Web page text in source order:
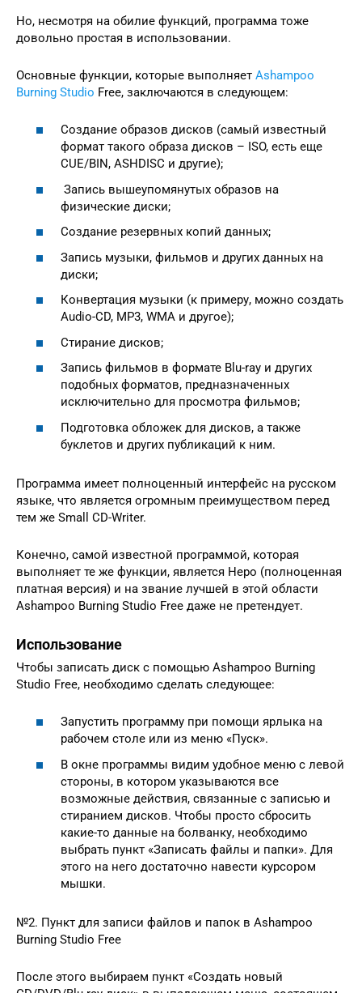
Но, несмотря на обилие функций, программа тоже
довольно простая в использовании.
Основные функции, которые выполняет Ashampoo
Burning Studio Free, заключаются в следующем:
Создание образов дисков (самый известный
формат такого образа дисков – ISO, есть еще
CUE/BIN, ASHDISC и другие);
Запись вышеупомянутых образов на
физические диски;
Создание резервных копий данных;
Запись музыки, фильмов и других данных на
диски;
Конвертация музыки (к примеру, можно создать
Audio-CD, MP3, WMA и другое);
Стирание дисков;
Запись фильмов в формате Blu-ray и других
подобных форматов, предназначенных
исключительно для просмотра фильмов;
Подготовка обложек для дисков, а также
буклетов и других публикаций к ним.
Программа имеет полноценный интерфейс на русском
языке, что является огромным преимуществом перед
тем же Small CD-Writer.
Конечно, самой известной программой, которая
выполняет те же функции, является Неро (полноценная
платная версия) и на звание лучшей в этой области
Ashampoo Burning Studio Free даже не претендует.
Использование
Чтобы записать диск с помощью Ashampoo Burning
Studio Free, необходимо сделать следующее:
Запустить программу при помощи ярлыка на
рабочем столе или из меню «Пуск».
В окне программы видим удобное меню с левой
стороны, в котором указываются все
возможные действия, связанные с записью и
стиранием дисков. Чтобы просто сбросить
какие-то данные на болванку, необходимо
выбрать пункт «Записать файлы и папки». Для
этого на него достаточно навести курсором
мышки.
№2. Пункт для записи файлов и папок в Ashampoo
Burning Studio Free
После этого выбираем пункт «Создать новый